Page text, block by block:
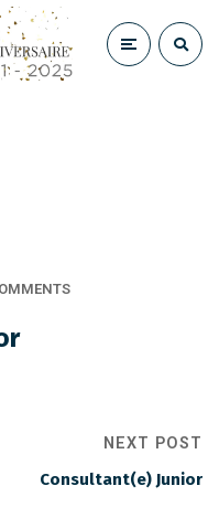
NEXT POST
Consultant(e) Junior